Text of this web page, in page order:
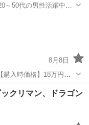
～50代の男性活躍中★
日130日★フォークリフ
★《神奈川県相模原
8月8日
入時価格】18万円ぐ
希望取引場
クリマン、ドラゴン